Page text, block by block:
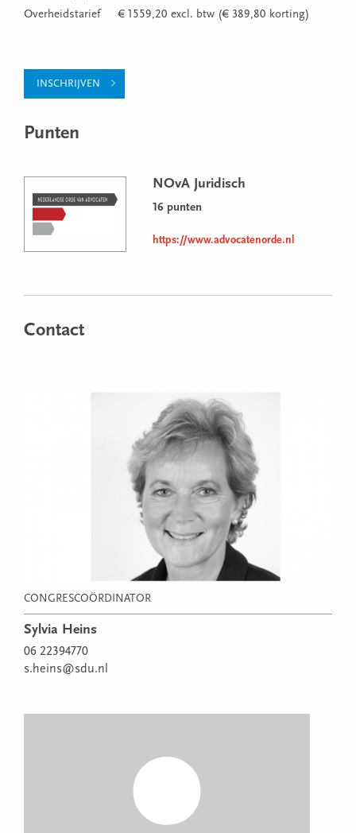
Overheidstarief
€ 1559,20 excl. btw (€ 389,80 korting)
INSCHRIJVEN
Punten
NOvA Juridisch
16 punten
https://www.advocatenorde.nl
Contact
CONGRESCOÖRDINATOR
Sylvia Heins
06 22394770
s.heins@sdu.nl